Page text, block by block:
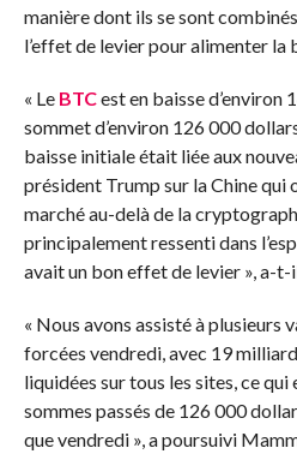
manière dont ils se sont
l’effet de levier pour alimenter la
« Le BTCest en baisse d’environ
sommet d’environ 126 000
baisse initiale était liée aux
président Trump sur la Chine qui
marché au-delà de la
principalement ressenti dans
avait un bon effet de levier », a-t-
« Nous avons assisté à plusieurs
forcées vendredi, avec 19
liquidées sur tous les sites, ce
sommes passés de 126 000
que vendredi », a poursuivi